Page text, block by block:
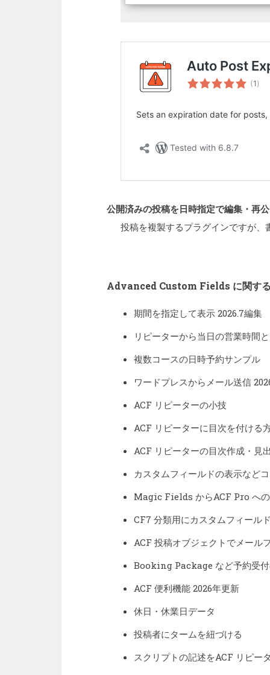
公開済みの投稿を日時指定で編集・再
投稿を複製するプラグインですが
Advanced Custom Fields に関す
期間を指定して表示 2026.7編集
リピーターから当日の営業時間
複数コースの日時予約サンプル
ワードプレスからメール送信
ACF リピーターの小技
ACF リピーターに目次を付ける
ACF リピーターの目次作成・見
カスタムフィールドの表示など
Magic Fields からACF Pro へ
CF7 分類用にカスタムフィール
ACF 投稿オブジェクトでメール
Booking Package など予約受
ACF 便利機能 2026年更新
休日・休業日データ
投稿者にタームを紐づける
スクリプトの記述をACF リピー